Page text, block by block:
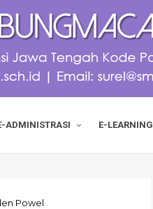
ADMINISTRASI E-LEARNING
Powel